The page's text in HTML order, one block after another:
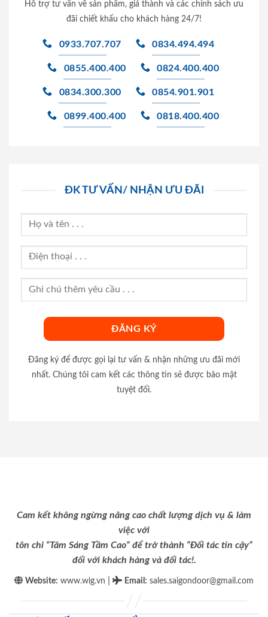
Hỗ trợ tư vấn về sản phẩm, giá thành và các chính sách ưu
đãi chiết khấu cho khách hàng 24/7!
0933.707.707 0834.494.494
0855.400.400 0824.400.400
0834.300.300 0854.901.901
0899.400.400 0818.400.400
ĐK TƯ VẤN/ NHẬN ƯU ĐÃI
Đăng ký để được gọi lại tư vấn & nhận những ưu đãi mới
nhất. Chúng tôi cam kết các thông tin sẽ được bảo mật
tuyệt đối.
Cam kết không ngừng nâng cao chất lượng dịch vụ & làm
việc với
tôn chỉ “Tâm Sáng Tầm Cao” để trở thành “Đối tác tin cậy”
đối với khách hàng và đối tác!.
Website: www.wig.vn Email : sales.saigondoor@gmail.com